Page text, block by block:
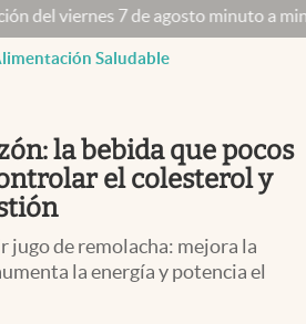
7 de agosto minuto a minutoDólar hoy
Saludable
la bebida que pocos
el colesterol y
jugo de remolacha: mejora la
la energía y potencia el